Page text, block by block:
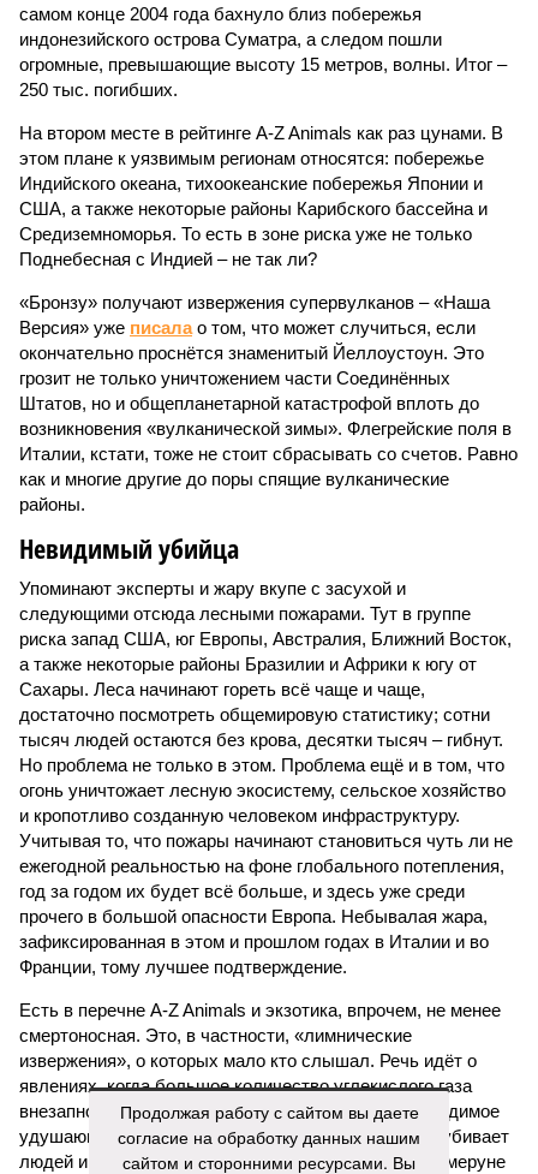
самом конце 2004 года бахнуло близ побережья
индонезийского острова Суматра, а следом пошли
огромные, превышающие высоту 15 метров, волны. Итог –
250 тыс. погибших.
На втором месте в рейтинге A-Z Animals как раз цунами. В
этом плане к уязвимым регионам относятся: побережье
Индийского океана, тихо­океанские побережья Японии и
США, а также некоторые районы Карибского бассейна и
Средиземноморья. То есть в зоне риска уже не только
Поднебесная с Индией – не так ли?
«Бронзу» получают извержения супервулканов – «Наша
Версия» уже писалао том, что может случиться, если
окончательно проснётся знаменитый Йеллоустоун. Это
грозит не только уничтожением части Соединённых
Штатов, но и общепланетарной катастрофой вплоть до
возникновения «вулканической зимы». Флегрейские поля в
Италии, кстати, тоже не стоит сбрасывать со счетов. Равно
как и многие другие до поры спящие вулканические
районы.
Невидимый убийца
Упоминают эксперты и жару вкупе с засухой и
следующими отсюда лесными пожарами. Тут в группе
риска запад США, юг Европы, Австралия, Ближний Восток,
а также некоторые районы Бразилии и Африки к югу от
Сахары. Леса начинают гореть всё чаще и чаще,
достаточно посмотреть общемировую статистику; сотни
тысяч людей остаются без крова, десятки тысяч – гибнут.
Но проблема не только в этом. Проблема ещё и в том, что
огонь уничтожает лесную экосистему, сельское хозяйство
и кропотливо созданную человеком инфраструктуру.
Учитывая то, что пожары начинают становиться чуть ли не
ежегодной реальностью на фоне глобального потепления,
год за годом их будет всё больше, и здесь уже среди
прочего в большой опасности Европа. Небывалая жара,
зафиксированная в этом и прошлом годах в Италии и во
Франции, тому лучшее подтверждение.
Есть в перечне A-Z Animals и экзотика, впрочем, не менее
смертоносная. Это, в частности, «лимнические
извержения», о которых мало кто слышал. Речь идёт о
явлениях, когда большое количество углекислого газа
внезапно вырывается из глубин озёр, образуя невидимое
удушающее газовое облако, которое безжалостно убивает
людей и животных. Катастрофа на озере Ньос в Камеруне
Продолжая работу с сайтом вы даете
согласие на обработку данных нашим
сайтом и сторонними ресурсами. Вы